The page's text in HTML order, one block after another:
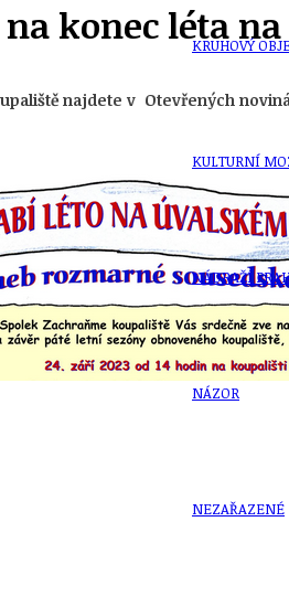
KRUHOVÝ
KULTURNÍ
NÁDRAŽÍ
NÁZOR
NEZAŘAZENÉ
konec léta
najdete v Otevřených